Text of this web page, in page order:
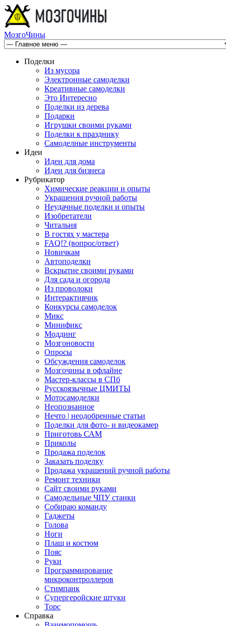
МозгоЧины
Поделки
Из мусора
Электронные самоделки
Креативные самоделки
Это Интересно
Поделки из дерева
Подарки
Игрушки своими руками
Поделки к празднику
Самоделные инструменты
Идеи
Идеи для дома
Идеи для бизнеса
Рубрикатор
Химические реакции и опыты
Украшения ручной работы
Неудачные поделки и опыты
Изобретатели
Читальня
В гостях у мастера
FAQ!? (вопрос/ответ)
Новичкам
Автоподелки
Вскрытие своими руками
Для сада и огорода
Из проволоки
Интерактивчик
Конкурсы самоделок
Микс
Минификс
Моддинг
Мозгоновости
Опросы
Обсуждения самоделок
Мозгочины в офлайне
Мастер-классы в СПб
Русскоязычные ЦМИТЫ
Мотосамоделки
Неопознанное
Нечто | неодобренные статьи
Поделки для фото- и видеокамер
Приготовь САМ
Приколы
Продажа поделок
Заказать поделку
Продажа украшений ручной работы
Ремонт техники
Сайт своими руками
Самодельные ЧПУ станки
Собираю команду
Гаджеты
Голова
Ноги
Плащ и костюм
Пояс
Руки
Программирование
микроконтроллеров
Стимпанк
Супергеройские штуки
Торс
Справка